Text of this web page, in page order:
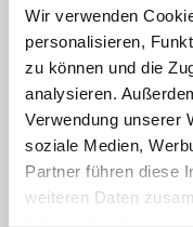
Wir verwenden
personalisieren,
zu können und die
analysieren.
Verwendung unserer
soziale Medien,
Partner führen diese
weiteren Daten
Konflikte,
des
Franziskus.
Antworten und
erforderlich,